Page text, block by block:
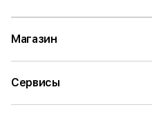
Магазин
Сервисы